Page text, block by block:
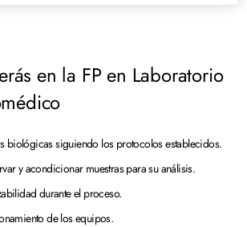
en la FP en Laboratorio
biológicas siguiendo los protocolos establecidos.
y acondicionar muestras para su análisis.
durante el proceso.
de los equipos.